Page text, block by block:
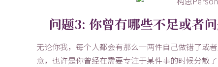
问题3: 你曾有哪些不足或者问
无论你我，每个人都会有那么一两件自己做错了或
意，也许是你曾经在需要专注于某件事的时候分散